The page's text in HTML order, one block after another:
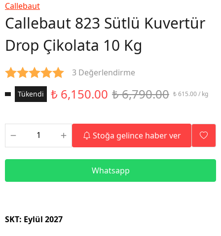
Callebaut
Callebaut 823 Sütlü Kuvertür
Drop Çikolata 10 Kg
3 Değerlendirme
Tükendi ₺ 6,150.00 ₺ 6,790.00 ₺ 615.00 / kg
Stoğa gelince haber ver
Whatsapp
SKT: Eylül 2027